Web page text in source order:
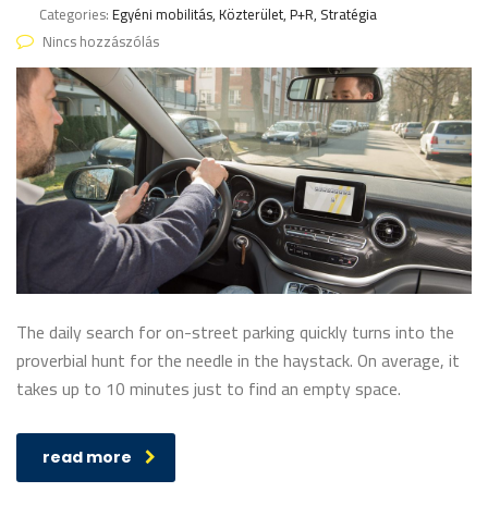
Categories:Egyéni mobilitás, Közterület, P+R, Stratégia
Nincs hozzászólás
The daily search for on-street parking quickly turns into the
proverbial hunt for the needle in the haystack. On average, it
takes up to 10 minutes just to find an empty space.
read more